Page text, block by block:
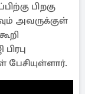
பிறகு
அவருக்குள்
பேசியுள்ளார்.